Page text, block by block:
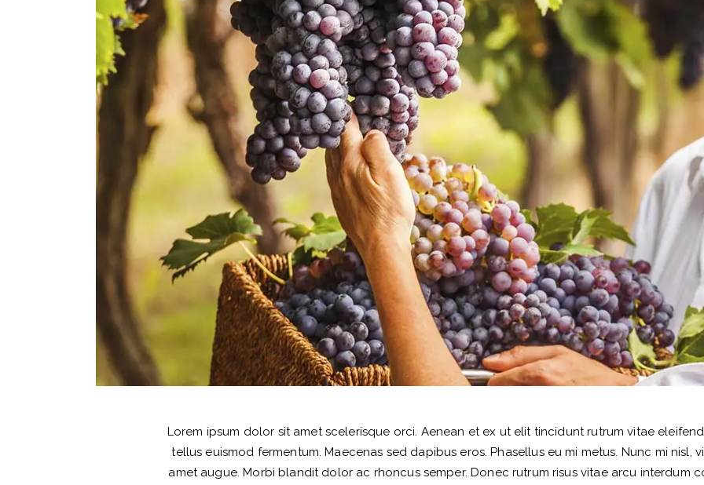
Lorem ipsum dolor sit amet scelerisque orci. Aenean et ex ut elit tincidunt rutrum vitae
tellus euismod fermentum. Maecenas sed dapibus eros. Phasellus eu mi metus. Nunc mi nisl,
amet augue. Morbi blandit dolor ac rhoncus semper. Donec rutrum risus vitae arcu interdum